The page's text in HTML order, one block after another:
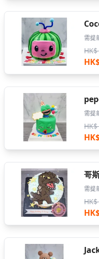
需提
需提
哥
需提